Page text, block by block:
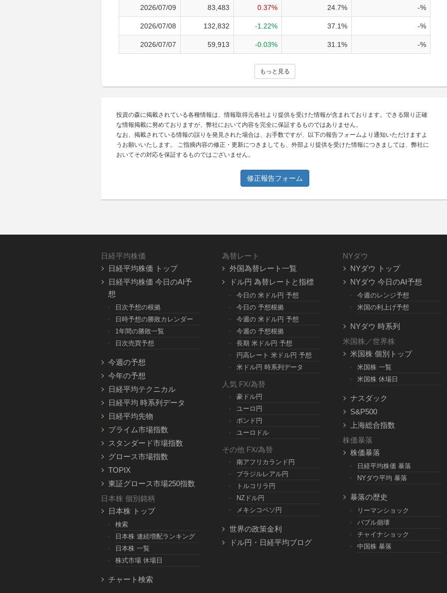
2026/07/09 83,483 0.37% 24.7% -%
2026/07/08 132,832 -1.22% 37.1% -%
2026/07/07 59,913 -0.03% 31.1% -%
もっと見る
投資の森に掲載されている各種情報は、情報取得元各社より提供を受けた情報が含まれております。できる限り正確
な情報掲載に努めておりますが、弊社において内容を完全に保証するものではありません。
なお、掲載されている情報の誤りを発見された場合は、お手数ですが、以下の報告フォームより通知いただけますよ
うお願いいたします。 ご指摘内容の修正・更新につきましても、外部より提供を受けた情報につきましては、弊社に
おいてその対応を保証するものではございません。
修正報告フォーム
日経平均株価
日経平均株価 トップ
日経平均株価 今日のAI予
想
日次予想の根拠
日時予想の勝敗カレンダー
1年間の勝敗一覧
日次売買予想
今週の予想
今年の予想
日経平均テクニカル
日経平均 時系列データ
日経平均先物
プライム市場指数
スタンダード市場指数
グロース市場指数
TOPIX
東証グロース市場250指数
日本株 個別銘柄
日本株 トップ
検索
日本株 連続増配ランキング
日本株 一覧
株式市場 休場日
チャート検索
為替レート
外国為替レート一覧
ドル円 為替レートと指標
今日の 米ドル円 予想
今日の 予想根拠
今週の 米ドル円 予想
今週の 予想根拠
長期 米ドル円 予想
円高レート 米ドル円 予想
米ドル円 時系列データ
人気 FX/為替
豪ドル円
ユーロ円
ポンド円
ユーロドル
その他 FX/為替
南アフリカランド円
ブラジルレアル円
トルコリラ円
NZドル円
メキシコペソ円
世界の政策金利
ドル円・日経平均ブログ
NYダウ
NYダウ トップ
NYダウ 今日のAI予想
今週のレンジ予想
米国の利上げ予想
NYダウ 時系列
米国株／世界株
米国株 個別トップ
米国株 一覧
米国株 休場日
ナスダック
S&P500
上海総合指数
株価暴落
株価暴落
日経平均株価 暴落
NYダウ平均 暴落
暴落の歴史
リーマンショック
バブル崩壊
チャイナショック
中国株 暴落